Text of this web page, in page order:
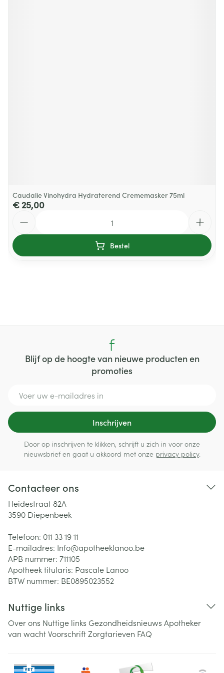
Caudalie Vinohydra Hydraterend Crememasker 75ml
€ 25,00
Bestel
Blijf op de hoogte van nieuwe producten en
promoties
Inschrijven
Door op inschrijven te klikken, schrijft u zich in voor onze
nieuwsbrief en gaat u akkoord met onze privacy policy.
Contacteer ons
Heidestraat 82A
3590 Diepenbeek
Telefoon: 011 33 19 11
E-mailadres: Info@apotheeklanoo.be
APB nummer: 711105
Apotheek titularis: Pascale Lanoo
BTW nummer: BE0895023552
Nuttige links
Over ons Nuttige links Gezondheidsnieuws Apotheker
van wachtVoorschriftZorgtarieven FAQ